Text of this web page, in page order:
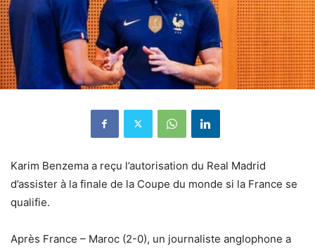
Karim Benzema a reçu l’autorisation du Real Madrid
d’assister à la finale de la Coupe du monde si la France se
qualifie.
Après France – Maroc (2-0), un journaliste anglophone a